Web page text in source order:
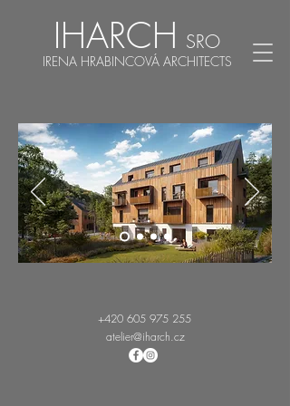
IHARCH SRO
IRENA HRABINCOVÁ ARCHITECTS
+420 605 975 255
atelier@iharch.cz